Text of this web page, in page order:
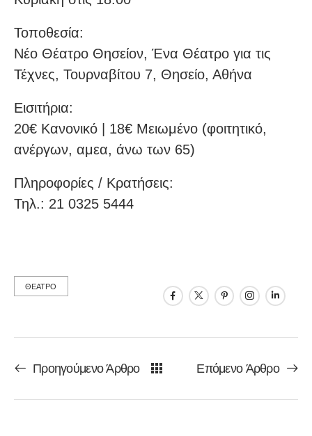
Τοποθεσία:
Νέο Θέατρο Θησείον, Ένα Θέατρο για τις
Τέχνες, Τουρναβίτου 7, Θησείο, Αθήνα
Eισιτήρια:
20€ Κανονικό | 18€ Μειωμένο (φοιτητικό,
ανέργων, αμεα, άνω των 65)
Πληροφορίες / Κρατήσεις:
Τηλ.: 21 0325 5444
ΘΕΑΤΡΟ
Προηγούμενο Άρθρο Επόμενο Άρθρο